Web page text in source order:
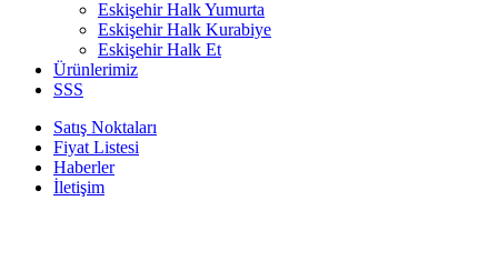
Eskişehir Halk Yumurta
Eskişehir Halk Kurabiye
Eskişehir Halk Et
Ürünlerimiz
SSS
Satış Noktaları
Fiyat Listesi
Haberler
İletişim